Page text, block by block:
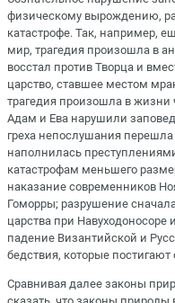
физическому вырождению,
катастрофе. Так, например,
мир, трагедия произошла в
восстал против Творца и
царство, ставшее местом
трагедия произошла в жизни
Адам и Ева нарушили
греха непослушания
наполнилась
катастрофам меньшего
наказание современников
Гоморры; разрушение
царства при Навуходоносоре
падение Византийской и
бедствия, которые постигают
Сравнивая далее законы